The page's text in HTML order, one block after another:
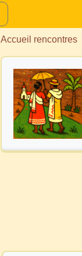
Accueil rencontres